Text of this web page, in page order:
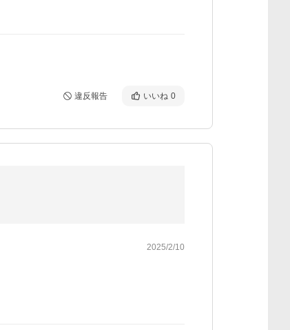
違反報告 いいね 0
2025/2/10